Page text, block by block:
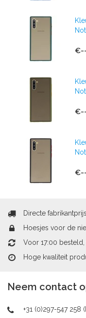
Directe
Hoesjes voor de
Voor 17:00
Hoge kwaliteit
Neem contact
+31 (0)297-547 258